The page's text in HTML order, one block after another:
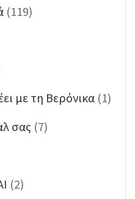
(119)
με τη Βερόνικα (1)
σας (7)
(2)